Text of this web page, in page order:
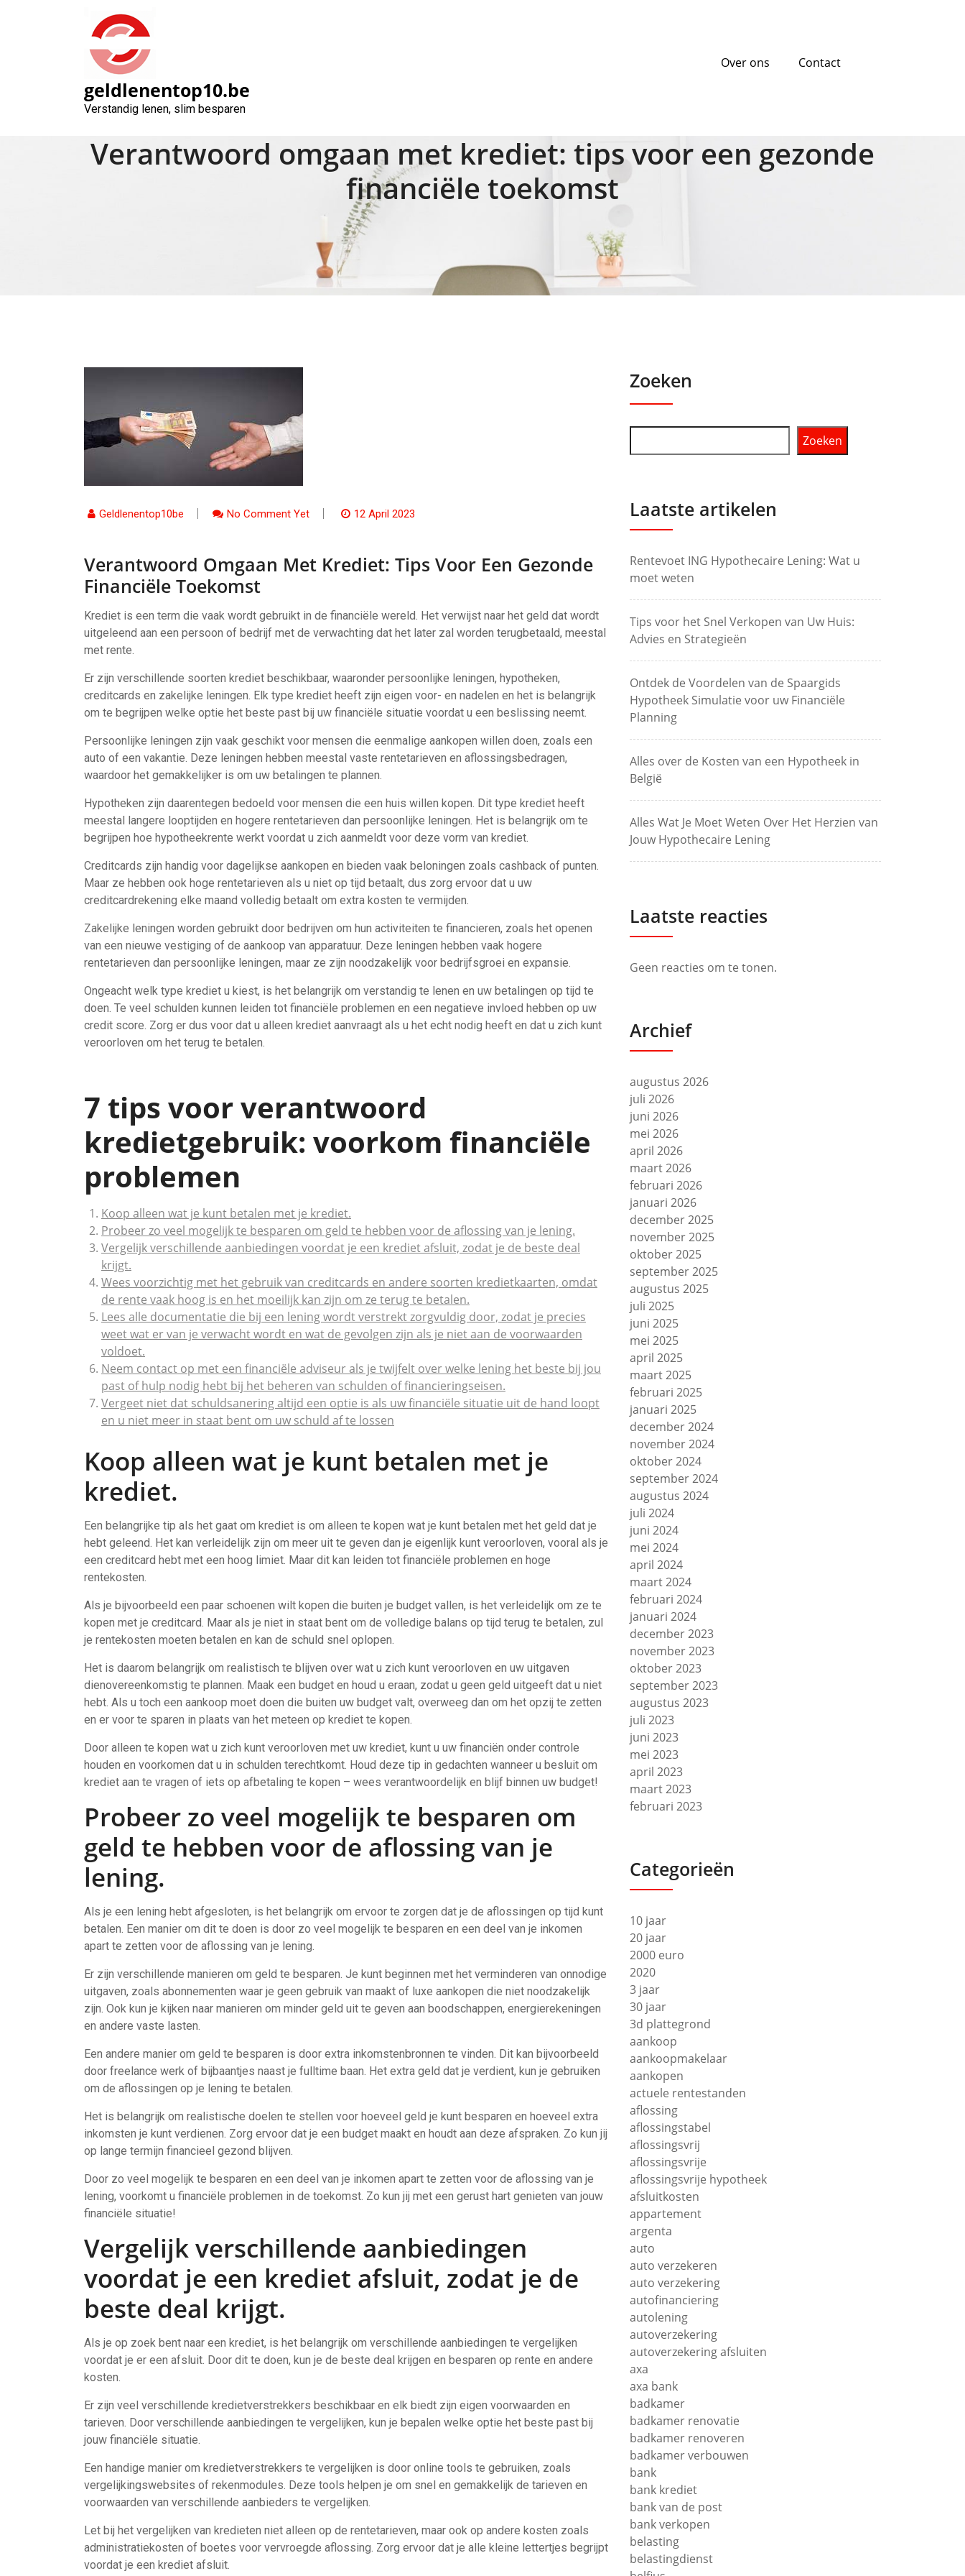
geldlenentop10.be
Verstandig lenen, slim besparen
Over ons Contact
Verantwoord omgaan met krediet: tips voor een gezonde
financiële toekomst
Geldlenentop10be No Comment Yet 12 April 2023
Verantwoord Omgaan Met Krediet: Tips Voor Een Gezonde
Financiële Toekomst
Krediet is een term die vaak wordt gebruikt in de financiële wereld. Het verwijst naar het geld dat wordt
uitgeleend aan een persoon of bedrijf met de verwachting dat het later zal worden terugbetaald, meestal
met rente.
Er zijn verschillende soorten krediet beschikbaar, waaronder persoonlijke leningen, hypotheken,
creditcards en zakelijke leningen. Elk type krediet heeft zijn eigen voor- en nadelen en het is belangrijk
om te begrijpen welke optie het beste past bij uw financiële situatie voordat u een beslissing neemt.
Persoonlijke leningen zijn vaak geschikt voor mensen die eenmalige aankopen willen doen, zoals een
auto of een vakantie. Deze leningen hebben meestal vaste rentetarieven en aflossingsbedragen,
waardoor het gemakkelijker is om uw betalingen te plannen.
Hypotheken zijn daarentegen bedoeld voor mensen die een huis willen kopen. Dit type krediet heeft
meestal langere looptijden en hogere rentetarieven dan persoonlijke leningen. Het is belangrijk om te
begrijpen hoe hypotheekrente werkt voordat u zich aanmeldt voor deze vorm van krediet.
Creditcards zijn handig voor dagelijkse aankopen en bieden vaak beloningen zoals cashback of punten.
Maar ze hebben ook hoge rentetarieven als u niet op tijd betaalt, dus zorg ervoor dat u uw
creditcardrekening elke maand volledig betaalt om extra kosten te vermijden.
Zakelijke leningen worden gebruikt door bedrijven om hun activiteiten te financieren, zoals het openen
van een nieuwe vestiging of de aankoop van apparatuur. Deze leningen hebben vaak hogere
rentetarieven dan persoonlijke leningen, maar ze zijn noodzakelijk voor bedrijfsgroei en expansie.
Ongeacht welk type krediet u kiest, is het belangrijk om verstandig te lenen en uw betalingen op tijd te
doen. Te veel schulden kunnen leiden tot financiële problemen en een negatieve invloed hebben op uw
credit score. Zorg er dus voor dat u alleen krediet aanvraagt als u het echt nodig heeft en dat u zich kunt
veroorloven om het terug te betalen.
7 tips voor verantwoord
kredietgebruik: voorkom financiële
problemen
Koop alleen wat je kunt betalen met je krediet.
Probeer zo veel mogelijk te besparen om geld te hebben voor de aflossing van je lening.
Vergelijk verschillende aanbiedingen voordat je een krediet afsluit, zodat je de beste deal
krijgt.
Wees voorzichtig met het gebruik van creditcards en andere soorten kredietkaarten, omdat
de rente vaak hoog is en het moeilijk kan zijn om ze terug te betalen.
Lees alle documentatie die bij een lening wordt verstrekt zorgvuldig door, zodat je precies
weet wat er van je verwacht wordt en wat de gevolgen zijn als je niet aan de voorwaarden
voldoet.
Neem contact op met een financiële adviseur als je twijfelt over welke lening het beste bij jou
past of hulp nodig hebt bij het beheren van schulden of financieringseisen.
Vergeet niet dat schuldsanering altijd een optie is als uw financiële situatie uit de hand loopt
en u niet meer in staat bent om uw schuld af te lossen
Koop alleen wat je kunt betalen met je
krediet.
Een belangrijke tip als het gaat om krediet is om alleen te kopen wat je kunt betalen met het geld dat je
hebt geleend. Het kan verleidelijk zijn om meer uit te geven dan je eigenlijk kunt veroorloven, vooral als je
een creditcard hebt met een hoog limiet. Maar dit kan leiden tot financiële problemen en hoge
rentekosten.
Als je bijvoorbeeld een paar schoenen wilt kopen die buiten je budget vallen, is het verleidelijk om ze te
kopen met je creditcard. Maar als je niet in staat bent om de volledige balans op tijd terug te betalen, zul
je rentekosten moeten betalen en kan de schuld snel oplopen.
Het is daarom belangrijk om realistisch te blijven over wat u zich kunt veroorloven en uw uitgaven
dienovereenkomstig te plannen. Maak een budget en houd u eraan, zodat u geen geld uitgeeft dat u niet
hebt. Als u toch een aankoop moet doen die buiten uw budget valt, overweeg dan om het opzij te zetten
en er voor te sparen in plaats van het meteen op krediet te kopen.
Door alleen te kopen wat u zich kunt veroorloven met uw krediet, kunt u uw financiën onder controle
houden en voorkomen dat u in schulden terechtkomt. Houd deze tip in gedachten wanneer u besluit om
krediet aan te vragen of iets op afbetaling te kopen – wees verantwoordelijk en blijf binnen uw budget!
Probeer zo veel mogelijk te besparen om
geld te hebben voor de aflossing van je
lening.
Als je een lening hebt afgesloten, is het belangrijk om ervoor te zorgen dat je de aflossingen op tijd kunt
betalen. Een manier om dit te doen is door zo veel mogelijk te besparen en een deel van je inkomen
apart te zetten voor de aflossing van je lening.
Er zijn verschillende manieren om geld te besparen. Je kunt beginnen met het verminderen van onnodige
uitgaven, zoals abonnementen waar je geen gebruik van maakt of luxe aankopen die niet noodzakelijk
zijn. Ook kun je kijken naar manieren om minder geld uit te geven aan boodschappen, energierekeningen
en andere vaste lasten.
Een andere manier om geld te besparen is door extra inkomstenbronnen te vinden. Dit kan bijvoorbeeld
door freelance werk of bijbaantjes naast je fulltime baan. Het extra geld dat je verdient, kun je gebruiken
om de aflossingen op je lening te betalen.
Het is belangrijk om realistische doelen te stellen voor hoeveel geld je kunt besparen en hoeveel extra
inkomsten je kunt verdienen. Zorg ervoor dat je een budget maakt en houdt aan deze afspraken. Zo kun jij
op lange termijn financieel gezond blijven.
Door zo veel mogelijk te besparen en een deel van je inkomen apart te zetten voor de aflossing van je
lening, voorkomt u financiële problemen in de toekomst. Zo kun jij met een gerust hart genieten van jouw
financiële situatie!
Vergelijk verschillende aanbiedingen
voordat je een krediet afsluit, zodat je de
beste deal krijgt.
Als je op zoek bent naar een krediet, is het belangrijk om verschillende aanbiedingen te vergelijken
voordat je er een afsluit. Door dit te doen, kun je de beste deal krijgen en besparen op rente en andere
kosten.
Er zijn veel verschillende kredietverstrekkers beschikbaar en elk biedt zijn eigen voorwaarden en
tarieven. Door verschillende aanbiedingen te vergelijken, kun je bepalen welke optie het beste past bij
jouw financiële situatie.
Een handige manier om kredietverstrekkers te vergelijken is door online tools te gebruiken, zoals
vergelijkingswebsites of rekenmodules. Deze tools helpen je om snel en gemakkelijk de tarieven en
voorwaarden van verschillende aanbieders te vergelijken.
Let bij het vergelijken van kredieten niet alleen op de rentetarieven, maar ook op andere kosten zoals
administratiekosten of boetes voor vervroegde aflossing. Zorg ervoor dat je alle kleine lettertjes begrijpt
voordat je een krediet afsluit.
Zoeken
Zoeken
Laatste artikelen
Rentevoet ING Hypothecaire Lening: Wat u
moet weten
Tips voor het Snel Verkopen van Uw Huis:
Advies en Strategieën
Ontdek de Voordelen van de Spaargids
Hypotheek Simulatie voor uw Financiële
Planning
Alles over de Kosten van een Hypotheek in
België
Alles Wat Je Moet Weten Over Het Herzien van
Jouw Hypothecaire Lening
Laatste reacties
Geen reacties om te tonen.
Archief
augustus 2026
juli 2026
juni 2026
mei 2026
april 2026
maart 2026
februari 2026
januari 2026
december 2025
november 2025
oktober 2025
september 2025
augustus 2025
juli 2025
juni 2025
mei 2025
april 2025
maart 2025
februari 2025
januari 2025
december 2024
november 2024
oktober 2024
september 2024
augustus 2024
juli 2024
juni 2024
mei 2024
april 2024
maart 2024
februari 2024
januari 2024
december 2023
november 2023
oktober 2023
september 2023
augustus 2023
juli 2023
juni 2023
mei 2023
april 2023
maart 2023
februari 2023
Categorieën
10 jaar
20 jaar
2000 euro
2020
3 jaar
30 jaar
3d plattegrond
aankoop
aankoopmakelaar
aankopen
actuele rentestanden
aflossing
aflossingstabel
aflossingsvrij
aflossingsvrije
aflossingsvrije hypotheek
afsluitkosten
appartement
argenta
auto
auto verzekeren
auto verzekering
autofinanciering
autolening
autoverzekering
autoverzekering afsluiten
axa
axa bank
badkamer
badkamer renovatie
badkamer renoveren
badkamer verbouwen
bank
bank krediet
bank van de post
bank verkopen
belasting
belastingdienst